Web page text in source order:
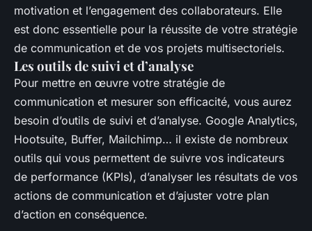
motivation et l’engagement des collaborateurs. Elle
est donc essentielle pour la réussite de votre stratégie
de communication et de vos projets multisectoriels.
Les outils de suivi et d’analyse
Pour mettre en œuvre votre stratégie de
communication et mesurer son efficacité, vous aurez
besoin d’outils de suivi et d’analyse. Google Analytics,
Hootsuite, Buffer, Mailchimp… il existe de nombreux
outils qui vous permettent de suivre vos indicateurs
de performance (KPIs), d’analyser les résultats de vos
actions de communication et d’ajuster votre plan
d’action en conséquence.